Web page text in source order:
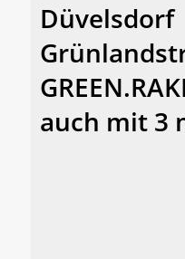
Düvelsdorf
auch mit 3